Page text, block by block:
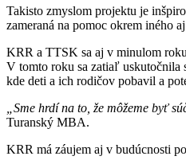
Takisto zmyslom projektu je
zameraná na pomoc okrem iného
KRR a TTSK sa aj v minulom
V tomto roku sa zatiaľ uskutočnila
kde deti a ich rodičov pobavil a
„Sme hrdí na to, že môžeme byť
Turanský MBA.
KRR má záujem aj v budúcnosti